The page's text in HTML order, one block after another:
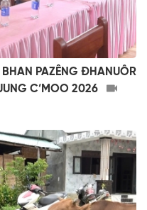
BHAN PAZÊNG ĐHANUÔR
C’MOO 2026